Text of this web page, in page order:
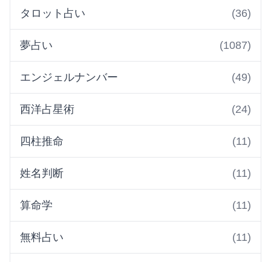
タロット占い (36)
夢占い (1087)
エンジェルナンバー (49)
西洋占星術 (24)
四柱推命 (11)
姓名判断 (11)
算命学 (11)
無料占い (11)